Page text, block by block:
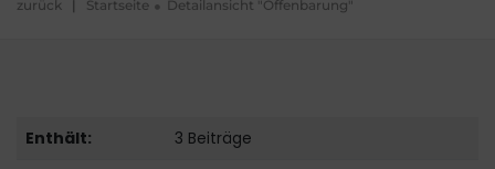
zurück | Startseite Detailansicht "Offenbarung"
Enthält:
3 Beiträge